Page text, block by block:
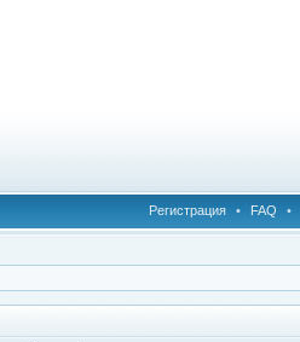
Регистрация • FAQ •